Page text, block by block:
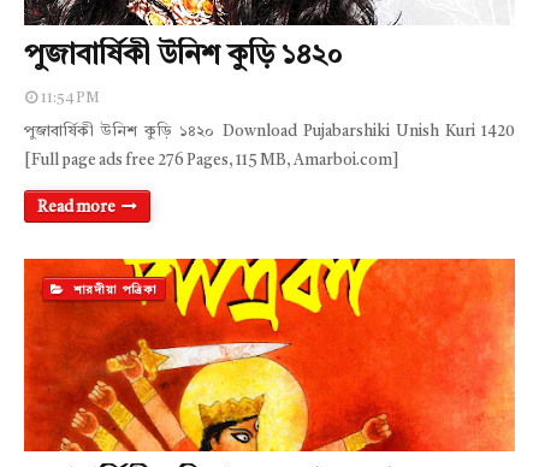
পুজাবার্ষিকী উনিশ কুড়ি ১৪২০
11:54 PM
পুজাবার্ষিকী উনিশ কুড়ি ১৪২০ Download Pujabarshiki Unish Kuri 1420
[Full page ads free 276 Pages, 115 MB, Amarboi.com]
Read more
শারদীয়া পত্রিকা